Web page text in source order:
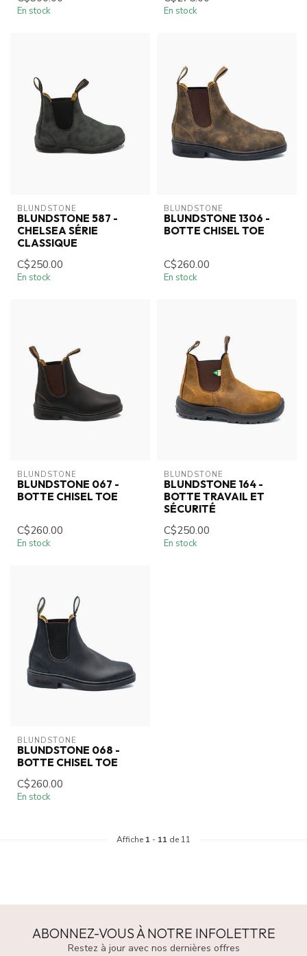
En stock En stock
BLUNDSTONE
BLUNDSTONE 587 -
CHELSEA SÉRIE
CLASSIQUE
C$250.00
En stock
BLUNDSTONE
BLUNDSTONE 1306 -
BOTTE CHISEL TOE
C$260.00
En stock
BLUNDSTONE
BLUNDSTONE 067 -
BOTTE CHISEL TOE
C$260.00
En stock
BLUNDSTONE
BLUNDSTONE 164 -
BOTTE TRAVAIL ET
SÉCURITÉ
C$250.00
En stock
BLUNDSTONE
BLUNDSTONE 068 -
BOTTE CHISEL TOE
C$260.00
En stock
Affiche 1 - 11 de 11
ABONNEZ-VOUS À NOTRE INFOLETTRE
Restez à jour avec nos dernières offres